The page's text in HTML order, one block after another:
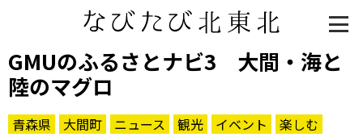
GMUのふるさとナビ3 大間・海と
陸のマグロ
青森県 大間町 ニュース 観光 イベント
楽しむ